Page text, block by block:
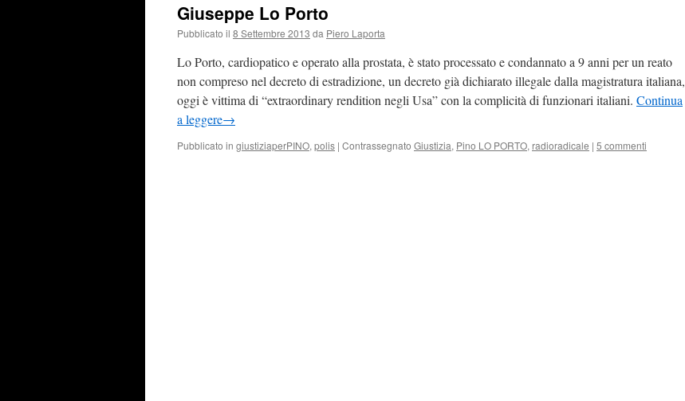
Giuseppe Lo Porto
Pubblicato il 8 Settembre 2013 da Piero Laporta
Lo Porto, cardiopatico e operato alla prostata, è stato processato e condannato a 9 anni per un reato
non compreso nel decreto di estradizione, un decreto già dichiarato illegale dalla magistratura italiana,
oggi è vittima di “extraordinary rendition negli Usa” con la complicità di funzionari italiani. Continua
a leggere→
Pubblicato in giustiziaperPINO, polis | Contrassegnato Giustizia, Pino LO PORTO, radioradicale | 5 commenti